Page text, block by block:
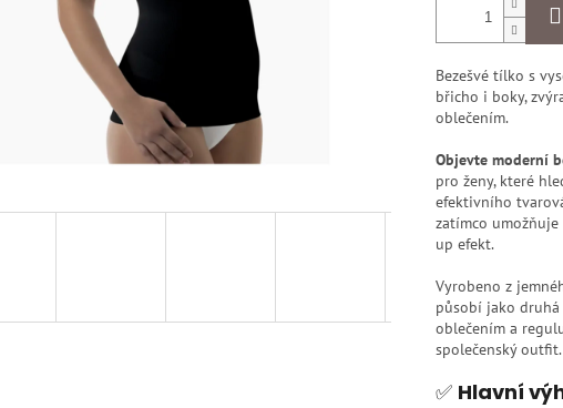
Bezešvé tílko s
břicho i boky,
oblečením.
Objevte moderní
pro ženy, které
efektivního
zatímco
up efekt.
Vyrobeno z
působí jako druhá
oblečením a
společenský outfit.
✅ Hlavní